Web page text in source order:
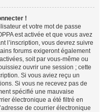
!
et votre mot de passe
est activée et que vous avez
l’inscription, vous devrez suivre
forums exigeront également
soit par vous-même ou
ouvrir une session ; cette
Si vous aviez reçu un
Si vous ne recevez pas de
spécifié une mauvaise
électronique a été filtré en
de courrier électronique